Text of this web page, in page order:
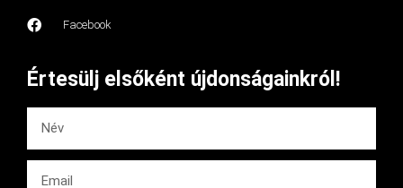
Facebook
Értesülj elsőként újdonságainkról!